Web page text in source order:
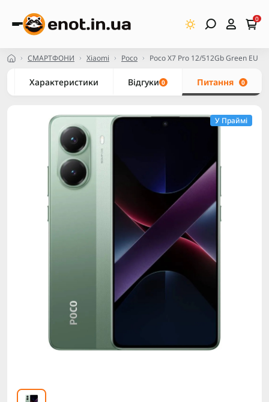
0
СМАРТФОНИ Xiaomi Poco Poco X7 Pro 12/512Gb Green EU
Характеристики Відгуки 0 Питання 0
У Праймі